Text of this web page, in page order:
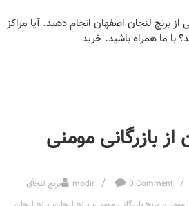
برنج لنجان اصفهان انجام دهید. آیا مراکز
با ما همراه باشید. خرید
بازرگانی مومنی
modir 0 Comment
برنج لنجان